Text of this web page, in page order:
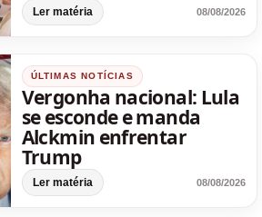
Ler matéria 08/08/2026
ÚLTIMAS NOTÍCIAS
Vergonha nacional: Lula
se esconde e manda
Alckmin enfrentar
Trump
Ler matéria 08/08/2026